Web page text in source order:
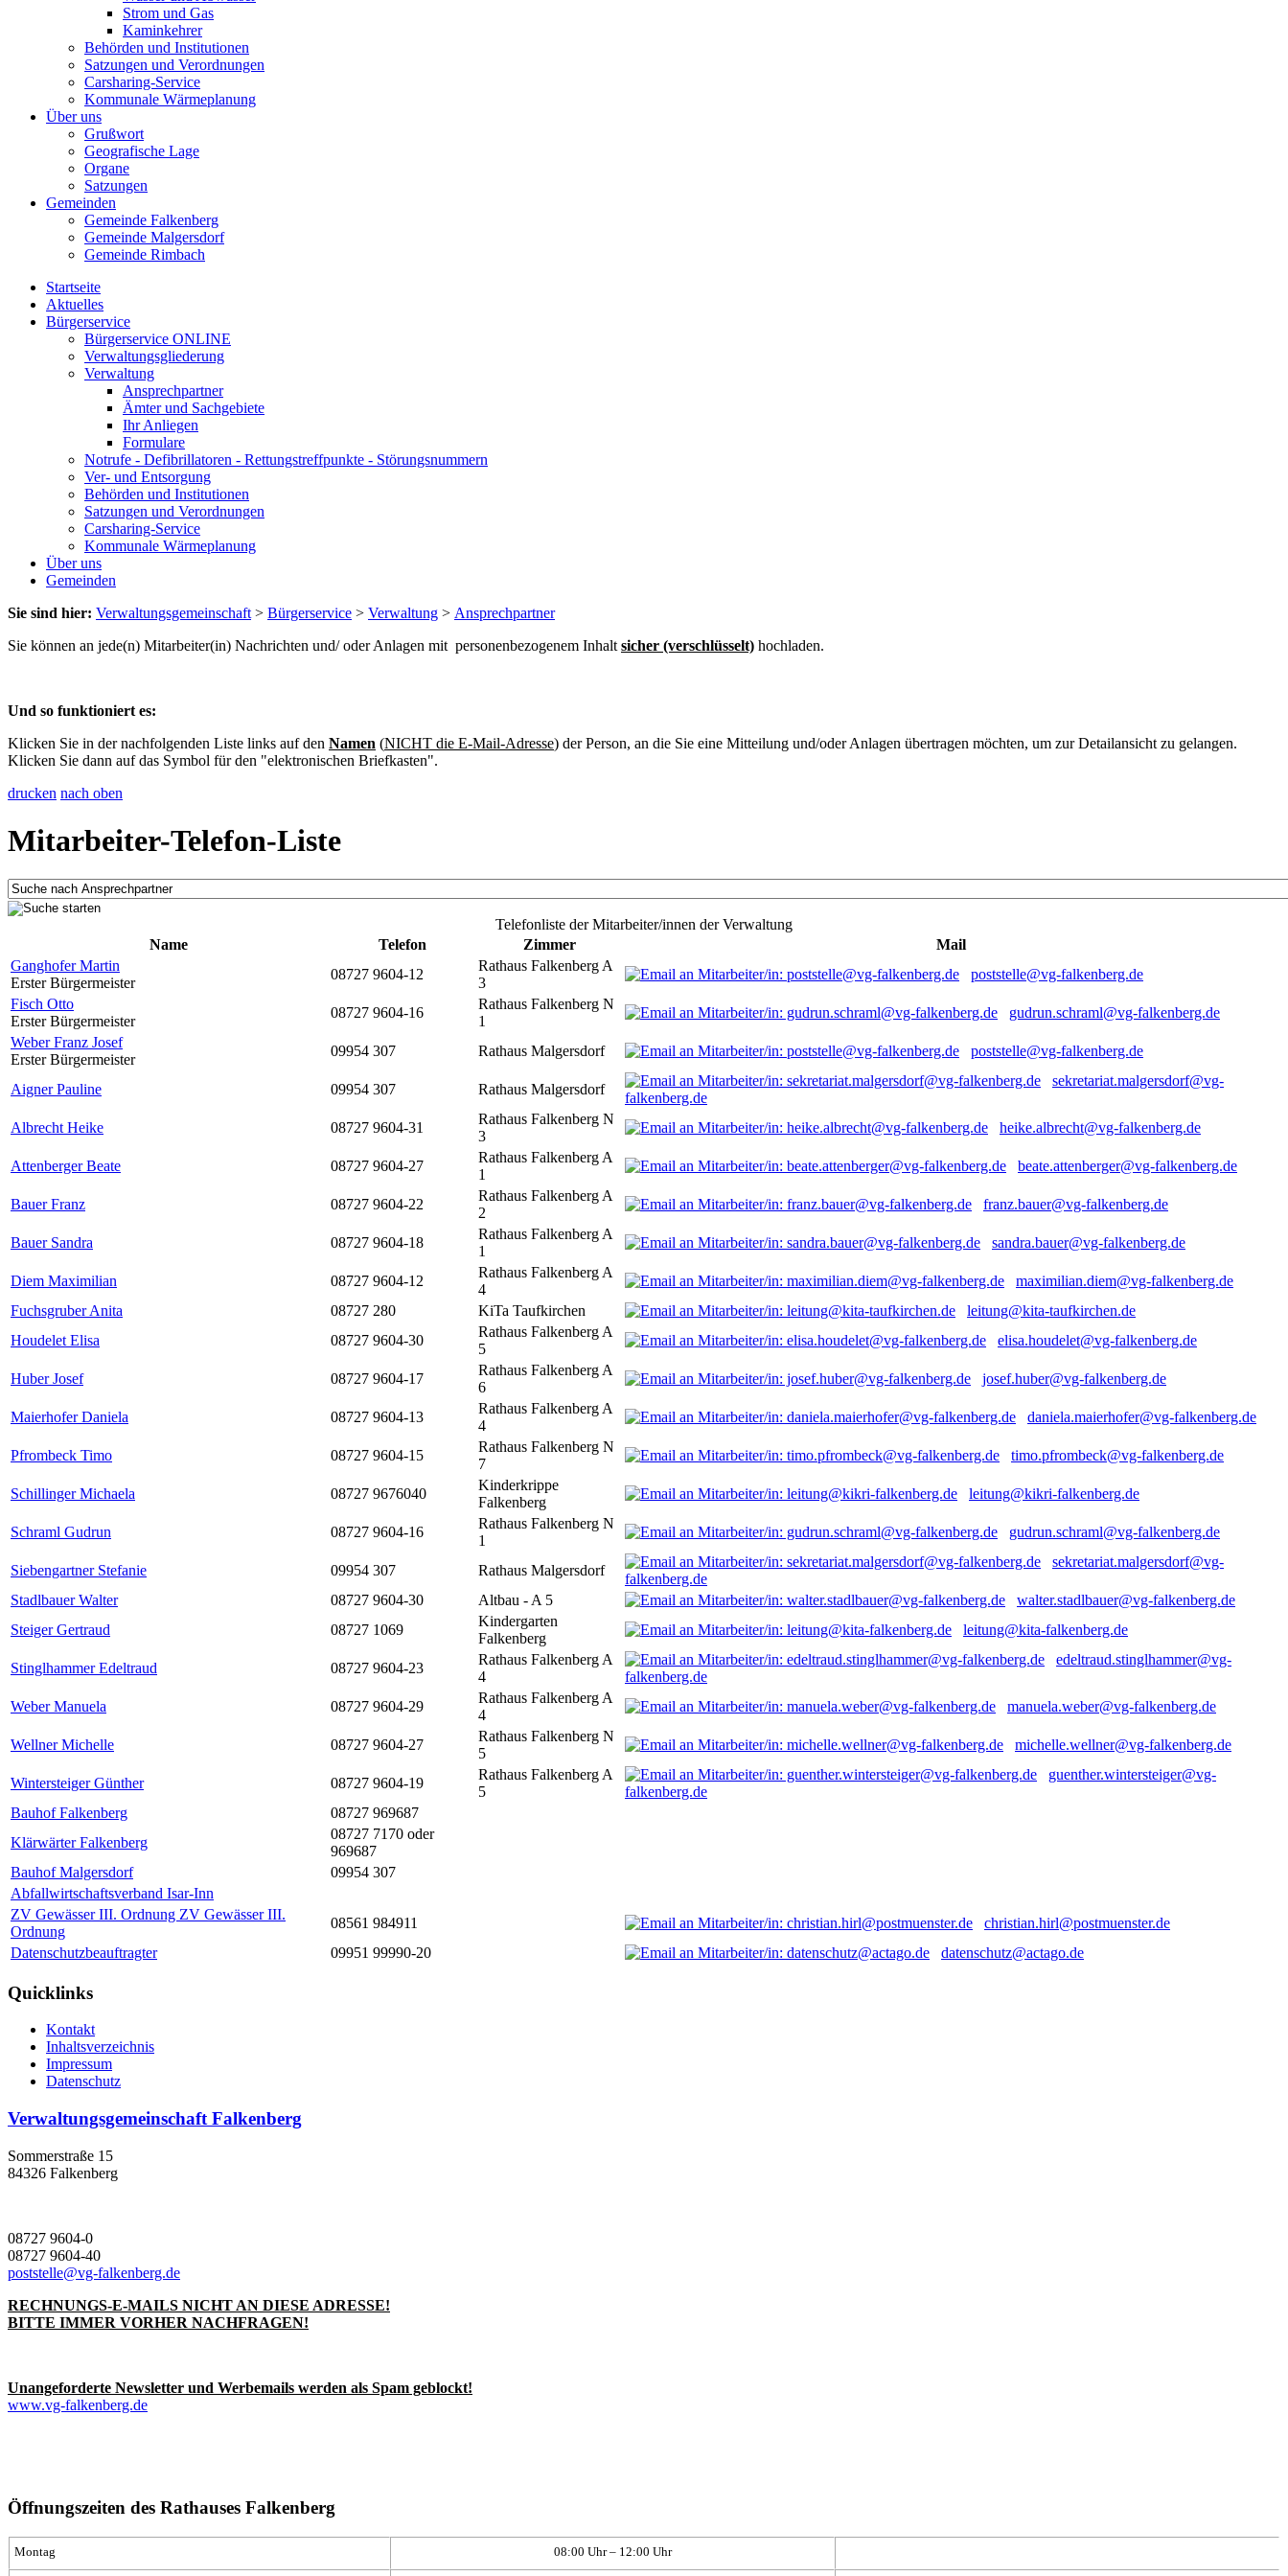
Strom und Gas
Kaminkehrer
Behörden und Institutionen
Satzungen und Verordnungen
Carsharing-Service
Kommunale Wärmeplanung
Über uns
Grußwort
Geografische Lage
Organe
Satzungen
Gemeinden
Gemeinde Falkenberg
Gemeinde Malgersdorf
Gemeinde Rimbach
Startseite
Aktuelles
Bürgerservice
Bürgerservice ONLINE
Verwaltungsgliederung
Verwaltung
Ansprechpartner
Ämter und Sachgebiete
Ihr Anliegen
Formulare
Notrufe - Defibrillatoren - Rettungstreffpunkte - Störungsnummern
Ver- und Entsorgung
Behörden und Institutionen
Satzungen und Verordnungen
Carsharing-Service
Kommunale Wärmeplanung
Über uns
Gemeinden
Sie sind hier: Verwaltungsgemeinschaft > Bürgerservice > Verwaltung > Ansprechpartner
Sie können an jede(n) Mitarbeiter(in) Nachrichten und/ oder Anlagen mit personenbezogenem Inhalt sicher (verschlüsselt) hochladen.
Und so funktioniert es:
Klicken Sie in der nachfolgenden Liste links auf den Namen (NICHT die E-Mail-Adresse) der Person, an die Sie eine Mitteilung und/oder Anlagen übertragen möchten, um zur Detailansicht zu gelangen.
Klicken Sie dann auf das Symbol für den "elektronischen Briefkasten".
drucken nach oben
Mitarbeiter-Telefon-Liste
Telefonliste der Mitarbeiter/innen der Verwaltung
Name
Telefon Zimmer
Mail
Ganghofer Martin
Erster Bürgermeister
08727 9604-12
Rathaus Falkenberg A
3
poststelle@vg-falkenberg.de
Fisch Otto
Erster Bürgermeister
08727 9604-16
Rathaus Falkenberg N
1
gudrun.schraml@vg-falkenberg.de
Weber Franz Josef
Erster Bürgermeister
09954 307 Rathaus Malgersdorf poststelle@vg-falkenberg.de
Aigner Pauline 09954 307 Rathaus Malgersdorf
sekretariat.malgersdorf@vg-
falkenberg.de
Albrecht Heike
08727 9604-31
Rathaus Falkenberg N
3
heike.albrecht@vg-falkenberg.de
Attenberger Beate 08727 9604-27
Rathaus Falkenberg A
1
beate.attenberger@vg-falkenberg.de
Bauer Franz 08727 9604-22
Rathaus Falkenberg A
2
franz.bauer@vg-falkenberg.de
Bauer Sandra 08727 9604-18
Rathaus Falkenberg A
1
sandra.bauer@vg-falkenberg.de
Diem Maximilian 08727 9604-12
Rathaus Falkenberg A
4
maximilian.diem@vg-falkenberg.de
Fuchsgruber Anita
08727 280 KiTa Taufkirchen
leitung@kita-taufkirchen.de
Houdelet Elisa
08727 9604-30
Rathaus Falkenberg A
5
elisa.houdelet@vg-falkenberg.de
Huber Josef 08727 9604-17
Rathaus Falkenberg A
6
josef.huber@vg-falkenberg.de
Maierhofer Daniela 08727 9604-13
Rathaus Falkenberg A
4
daniela.maierhofer@vg-falkenberg.de
Pfrombeck Timo 08727 9604-15
Rathaus Falkenberg N
7
timo.pfrombeck@vg-falkenberg.de
Schillinger Michaela 08727 9676040
Kinderkrippe
Falkenberg
leitung@kikri-falkenberg.de
Schraml Gudrun 08727 9604-16
Rathaus Falkenberg N
1
gudrun.schraml@vg-falkenberg.de
Siebengartner Stefanie 09954 307 Rathaus Malgersdorf
sekretariat.malgersdorf@vg-
falkenberg.de
Stadlbauer Walter
08727 9604-30 Altbau - A 5
walter.stadlbauer@vg-falkenberg.de
Steiger Gertraud
08727 1069
Kindergarten
Falkenberg
leitung@kita-falkenberg.de
Stinglhammer Edeltraud 08727 9604-23
Rathaus Falkenberg A
4
edeltraud.stinglhammer@vg-
falkenberg.de
Weber Manuela
08727 9604-29
Rathaus Falkenberg A
4
manuela.weber@vg-falkenberg.de
Wellner Michelle 08727 9604-27
Rathaus Falkenberg N
5
michelle.wellner@vg-falkenberg.de
Wintersteiger Günther 08727 9604-19
Rathaus Falkenberg A
5
guenther.wintersteiger@vg-
falkenberg.de
Bauhof Falkenberg
08727 969687
Klärwärter Falkenberg
08727 7170 oder
969687
Bauhof Malgersdorf
09954 307
Abfallwirtschaftsverband Isar-Inn
ZV Gewässer III. Ordnung ZV Gewässer III.
Ordnung
08561 984911
christian.hirl@postmuenster.de
Datenschutzbeauftragter
09951 99990-20 datenschutz@actago.de
Quicklinks
Kontakt
Inhaltsverzeichnis
Impressum
Datenschutz
Verwaltungsgemeinschaft Falkenberg
Sommerstraße 15
84326 Falkenberg
08727 9604-0
08727 9604-40
poststelle@vg-falkenberg.de
RECHNUNGS-E-MAILS NICHT AN DIESE ADRESSE!
BITTE IMMER VORHER NACHFRAGEN!
Unangeforderte Newsletter und Werbemails werden als Spam geblockt!
www.vg-falkenberg.de
Öffnungszeiten des Rathauses Falkenberg
Montag 08:00 Uhr – 12:00 Uhr